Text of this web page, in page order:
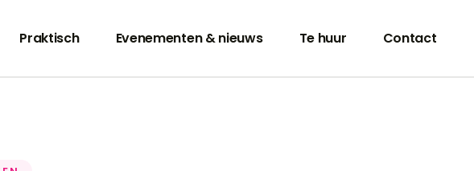
Praktisch Evenementen & nieuws Te huur Contact